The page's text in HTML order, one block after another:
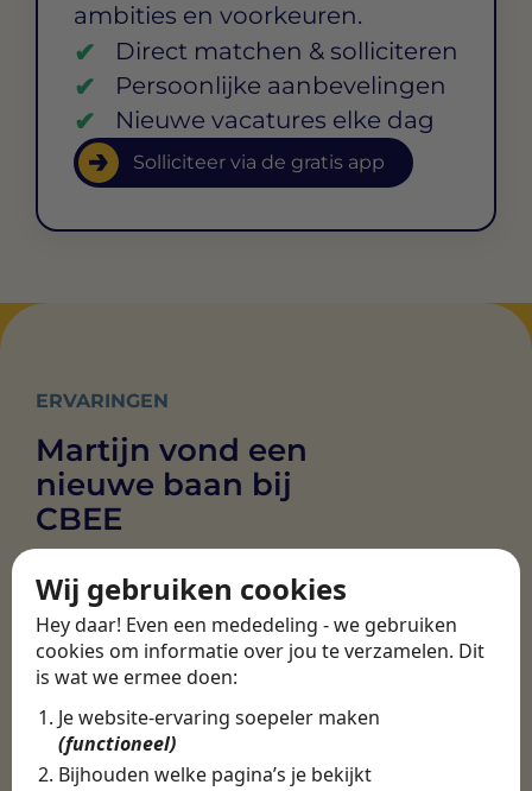
Wij gebruiken cookies
Hey daar! Even een mededeling - we gebruiken
cookies om informatie over jou te verzamelen. Dit
is wat we ermee doen:
Je website-ervaring soepeler maken
(functioneel)
Bijhouden welke pagina’s je bekijkt
ambities en voorkeuren.
Direct matchen & solliciteren
Persoonlijke aanbevelingen
Nieuwe vacatures elke dag
Solliciteer via de gratis app
ERVARINGEN
Martijn vond een
nieuwe baan bij
CBEE
Door Swipe4Work heb ik op een hele
makkelijke, laagdrempelige manier
eigenlijk een hele leuke nieuwe baan
gevonden. Met heel veel nieuwe
uitdagingen!
Martijn